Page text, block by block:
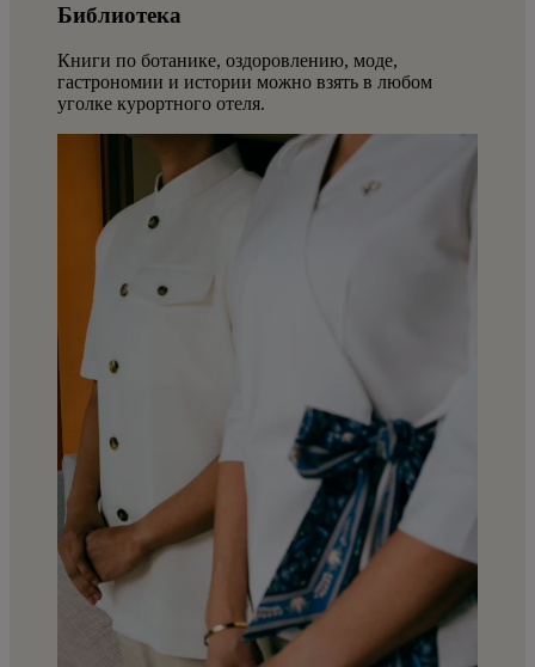
Библиотека
Книги по ботанике, оздоровлению, моде,
гастрономии и истории можно взять в любом
уголке курортного отеля.